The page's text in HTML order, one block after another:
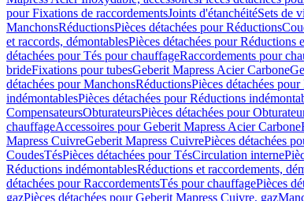
pour Fixations de raccordementsJoints d'étanchéitéSets de
ManchonsRéductionsPièces détachées pour Réductions
et raccords, démontablesPièces détachées pour Réductions
détachées pour Tés pour chauffageRaccordements pour
brideFixations pour tubesGeberit Mapress Acier Carbone
détachées pour ManchonsRéductionsPièces détachées
indémontablesPièces détachées pour Réductions
CompensateursObturateursPièces détachées pour
chauffageAccessoires pour Geberit Mapress Acier Carbone
Mapress CuivreGeberit Mapress CuivrePièces détachées
CoudesTésPièces détachées pour TésCirculation interne
Réductions indémontablesRéductions et raccordements,
détachées pour RaccordementsTés pour chauffagePièces
gazPièces détachées pour Geberit Mapress Cuivre, gaz